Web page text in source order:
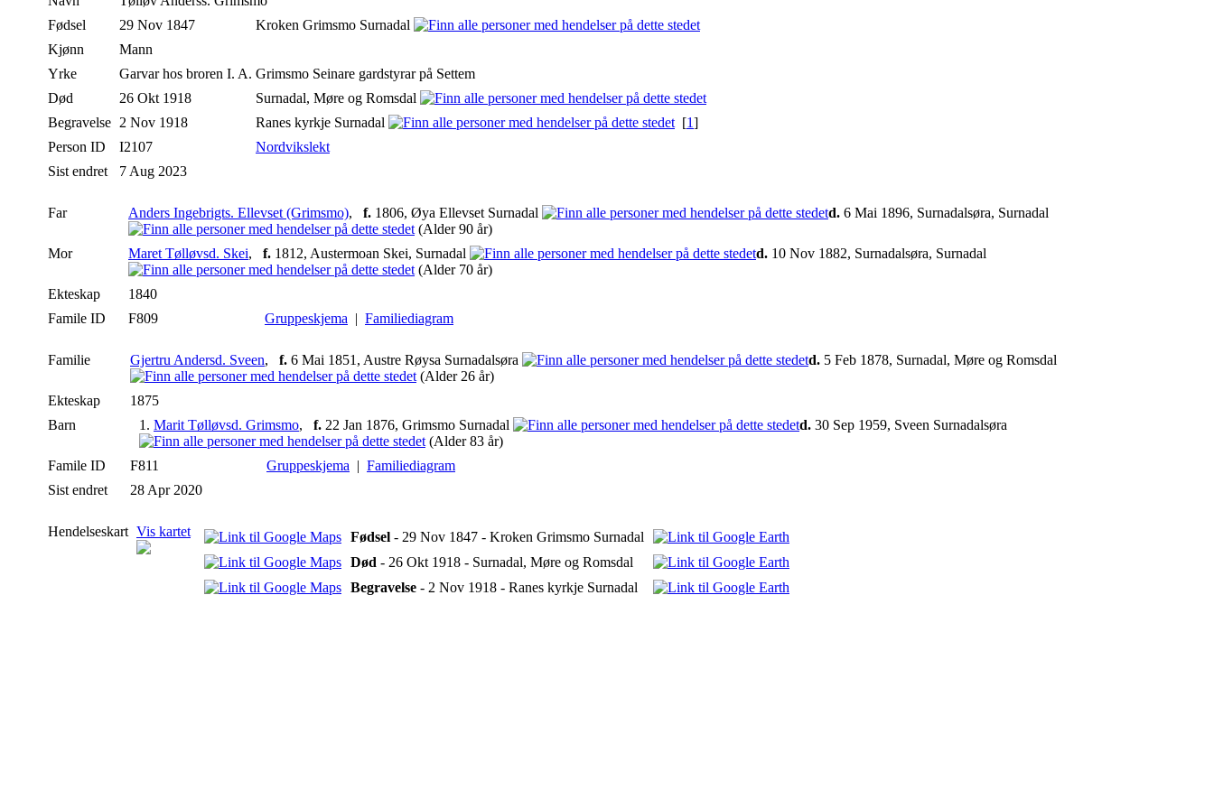
Fødsel
29 Nov 1847
Kroken Grimsmo Surnadal
Kjønn
Mann
Yrke
Garvar hos broren I. A. Grimsmo Seinare gardstyrar på Settem
Død
26 Okt 1918
Surnadal, Møre og Romsdal
Begravelse 2 Nov 1918 Ranes kyrkje Surnadal [1]
Person ID
I2107
Nordvikslekt
Sist endret
7 Aug 2023
Far Anders Ingebrigts. Ellevset (Grimsmo), f. 1806, Øya Ellevset Surnadal d. 6 Mai 1896, Surnadalsøra, Surnadal
(Alder 90 år)
Mor
Maret Tølløvsd. Skei, f. 1812, Austermoan Skei, Surnadal d. 10 Nov 1882, Surnadalsøra, Surnadal
(Alder 70 år)
Ekteskap
1840
Famile ID
F809 Gruppeskjema | Familiediagram
Familie Gjertru Andersd. Sveen, f. 6 Mai 1851, Austre Røysa Surnadalsøra d. 5 Feb 1878, Surnadal, Møre og Romsdal
(Alder 26 år)
Ekteskap
1875
Barn
1. Marit Tølløvsd. Grimsmo, f. 22 Jan 1876, Grimsmo Surnadal d. 30 Sep 1959, Sveen Surnadalsøra
(Alder 83 år)
Famile ID
F811 Gruppeskjema | Familiediagram
Sist endret
28 Apr 2020
Hendelseskart Vis kartet Fødsel - 29 Nov 1847 - Kroken Grimsmo Surnadal
Død - 26 Okt 1918 - Surnadal, Møre og Romsdal
Begravelse - 2 Nov 1918 - Ranes kyrkje Surnadal